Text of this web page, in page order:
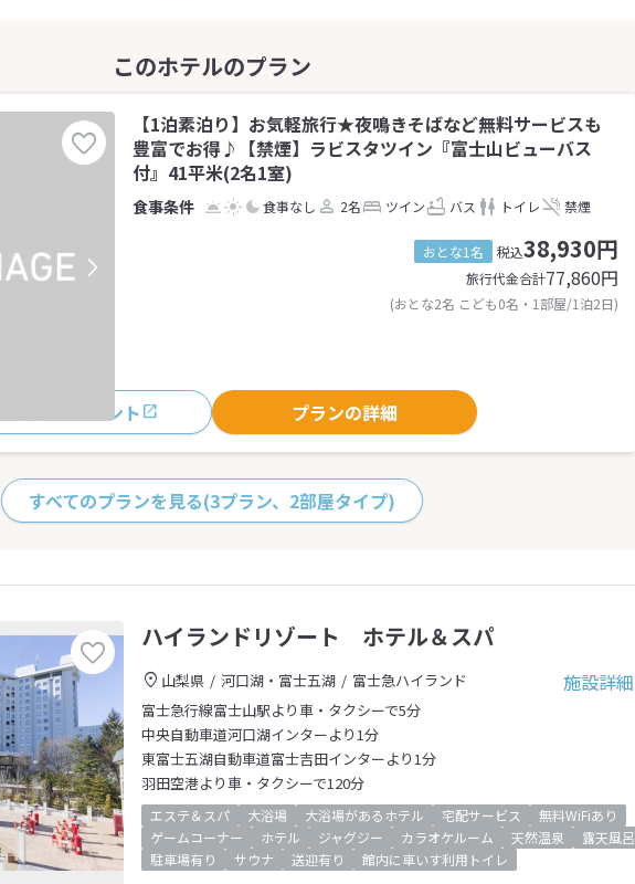
【1泊素泊り】お気軽旅行★夜鳴きそばなど無料サービスも
豊富でお得♪【禁煙】ラビスタツイン『富士山ビューバス
付』41平米(2名1室)
食事なし 2名 ツイン バス トイレ 禁煙
おとな1名 税込38,930円
旅行代金合計77,860円
(おとな2名 こども0名・1部屋/1泊2日)
おすすめポイント プランの詳細
すべてのプランを見る(3プラン、2部屋タイプ)
ハイランドリゾート ホテル＆スパ
施設詳細
山梨県 河口湖・富士五湖
富士急ハイランド
富士急行線富士山駅より車・タクシーで5分
中央自動車道河口湖インターより1分
東富士五湖自動車道富士吉田インターより1分
羽田空港より車・タクシーで120分
エステ＆スパ 大浴場 大浴場があるホテル 宅配サービス
無料WiFiあり
ゲームコーナー
ホテル ジャグジー カラオケルーム 天然温泉
露天風呂
駐車場有り
サウナ 送迎有り 館内に車いす利用トイレ